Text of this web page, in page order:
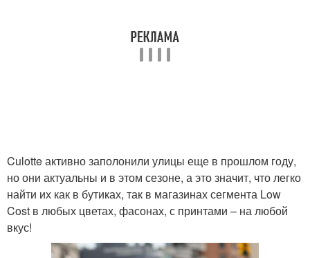
Culotte активно заполонили улицы еще в прошлом году,
но они актуальны и в этом сезоне, а это значит, что легко
найти их как в бутиках, так в магазинах сегмента Low
Cost в любых цветах, фасонах, с принтами – на любой
вкус!